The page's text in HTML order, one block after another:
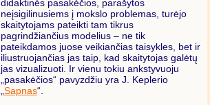
didaktinės pasakėčios, parašytos
neįsigilinusiems į mokslo problemas, turėjo
skaitytojams pateikti tam tikrus
pagrindžiančius modelius – ne tik
pateikdamos juose veikiančias taisykles, bet ir
iliustruojančias jas taip, kad skaitytojas galėtų
jas vizualizuoti. Ir vienu tokiu ankstyvuoju
„pasakėčios“ pavyzdžiu yra J. Keplerio
Sapnas“.